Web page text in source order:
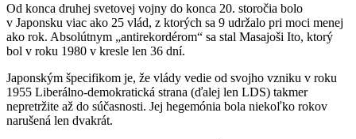
Od konca druhej svetovej vojny do konca 20. storočia bolo
v Japonsku viac ako 25 vlád, z ktorých sa 9 udržalo pri moci menej
ako rok. Absolútnym „antirekordérom“ sa stal Masajoši Ito, ktorý
bol v roku 1980 v kresle len 36 dní.
Japonským špecifikom je, že vlády vedie od svojho vzniku v roku
1955 Liberálno-demokratická strana (ďalej len LDS) takmer
nepretržite až do súčasnosti. Jej hegemónia bola niekoľko rokov
narušená len dvakrát.